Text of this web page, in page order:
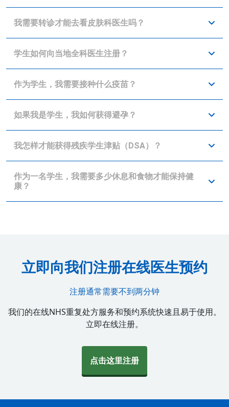
我需要转诊才能去看皮肤科医生吗？
学生如何向当地全科医生注册？
作为学生，我需要接种什么疫苗？
如果我是学生，我如何获得避孕？
我怎样才能获得残疾学生津贴（DSA）？
作为一名学生，我需要多少休息和食物才能保持健
康？
立即向我们注册在线医生预约
注册通常需要不到两分钟
我们的在线NHS重复处方服务和预约系统快速且易于使用。
立即在线注册。
点击这里注册